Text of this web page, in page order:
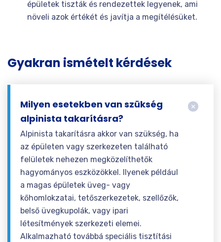
épületek tiszták és rendezettek legyenek, ami
növeli azok értékét és javítja a megítélésüket.
Gyakran ismételt kérdések
Milyen esetekben van szükség
alpinista takarításra?
Alpinista takarításra akkor van szükség, ha
az épületen vagy szerkezeten található
felületek nehezen megközelíthetők
hagyományos eszközökkel. Ilyenek például
a magas épületek üveg- vagy
kőhomlokzatai, tetőszerkezetek, szellőzők,
belső üvegkupolák, vagy ipari
létesítmények szerkezeti elemei.
Alkalmazható továbbá speciális tisztítási